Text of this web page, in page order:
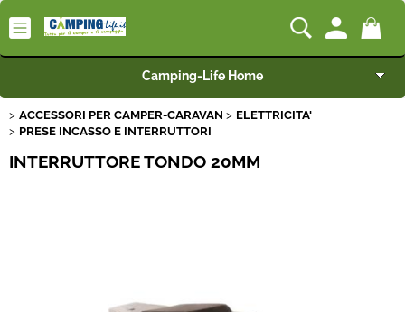
Camping-Life Home
Articoli per Camper e Caravan
Articoli per Furgonati e Van
BEST SELLER
ACCESSORI PER CAMPER-CARAVAN
ELETTRICITA'
PRESE INCASSO E INTERRUTTORI
INTERRUTTORE TONDO 20MM